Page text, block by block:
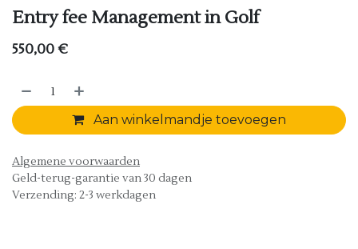
Entry fee Management in Golf
550,00€
Aan winkelmandje toevoegen
Algemene voorwaarden
Geld-terug-garantie van 30 dagen
Verzending: 2-3 werkdagen